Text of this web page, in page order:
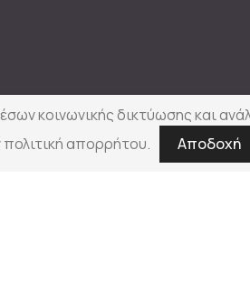
© Copyright 2025
κοινωνικής δικτύωσης και
απορρήτου.
Αποδοχή